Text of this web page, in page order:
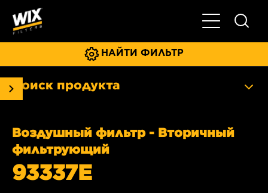
Главное
НАЙТИ ФИЛЬТР
Поиск продукта
Воздушный фильтр - Вторичный
фильтрующий
93337E